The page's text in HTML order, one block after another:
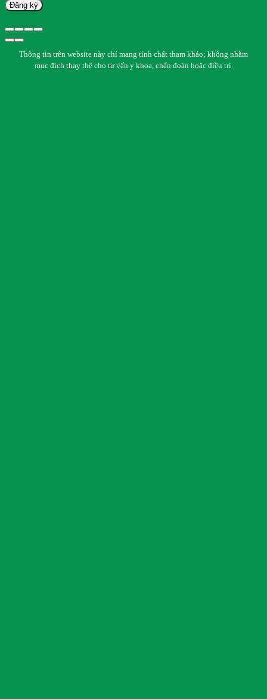
Đăng ký
Thông tin trên website này chỉ mang tính chất tham khảo; không nhằm
mục đích thay thế cho tư vấn y khoa, chẩn đoán hoặc điều trị.